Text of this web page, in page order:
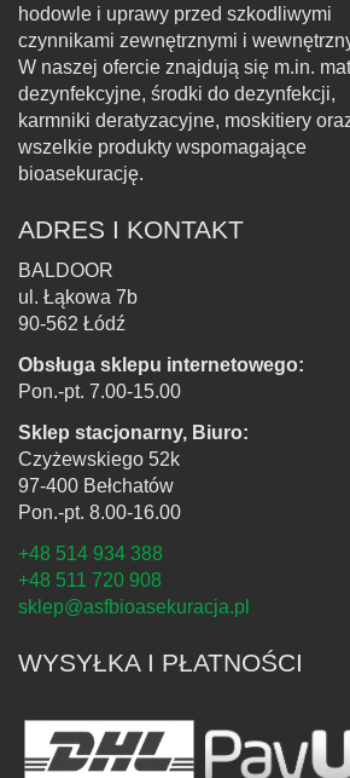
hodowle i uprawy przed szkodliwymi
czynnikami zewnętrznymi i
W naszej ofercie znajdują się m.in.
dezynfekcyjne, środki do dezynfekcji,
karmniki deratyzacyjne, moskitiery
wszelkie produkty wspomagające
bioasekurację.
ADRES I KONTAKT
BALDOOR
ul. Łąkowa 7b
90-562 Łódź
Obsługa sklepu internetowego:
Pon.-pt. 7.00-15.00
Sklep stacjonarny, Biuro:
Czyżewskiego 52k
97-400 Bełchatów
Pon.-pt. 8.00-16.00
+48 514 934 388
+48 511 720 908
sklep@asfbioasekuracja.pl
WYSYŁKA I PŁATNOŚCI